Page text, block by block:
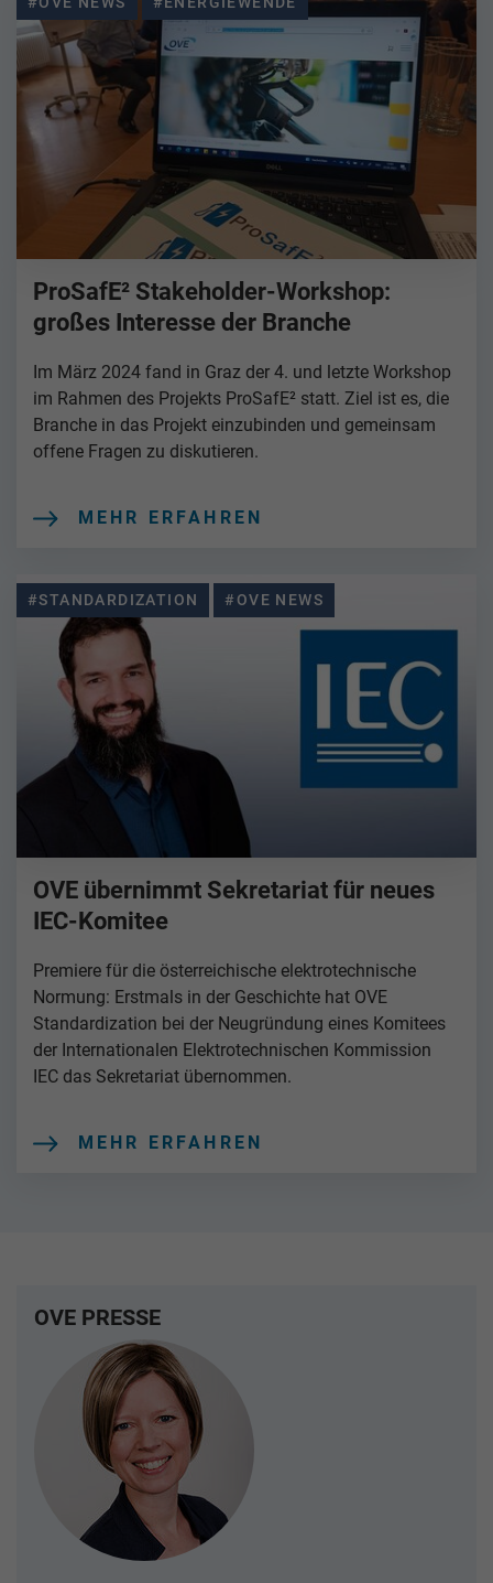
ProSafE² Stakeholder-Workshop:
großes Interesse der Branche
Im März 2024 fand in Graz der 4. und letzte Workshop
im Rahmen des Projekts ProSafE² statt. Ziel ist es, die
Branche in das Projekt einzubinden und gemeinsam
offene Fragen zu diskutieren.
MEHR ERFAHREN
#STANDARDIZATION #OVE NEWS
OVE übernimmt Sekretariat für neues
IEC-Komitee
Premiere für die österreichische elektrotechnische
Normung: Erstmals in der Geschichte hat OVE
Standardization bei der Neugründung eines Komitees
der Internationalen Elektrotechnischen Kommission
IEC das Sekretariat übernommen.
MEHR ERFAHREN
OVE PRESSE